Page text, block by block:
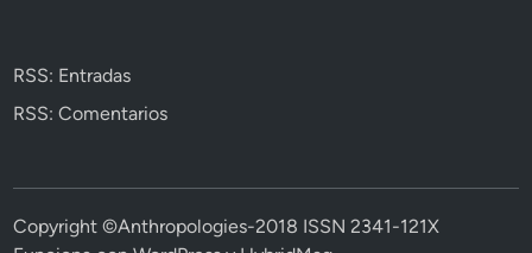
RSS: Entradas
RSS: Comentarios
Copyright ©Anthropologies-2018 ISSN 2341-121X